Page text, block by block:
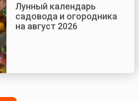
Лунный календарь
садовода и огородника
на август 2026